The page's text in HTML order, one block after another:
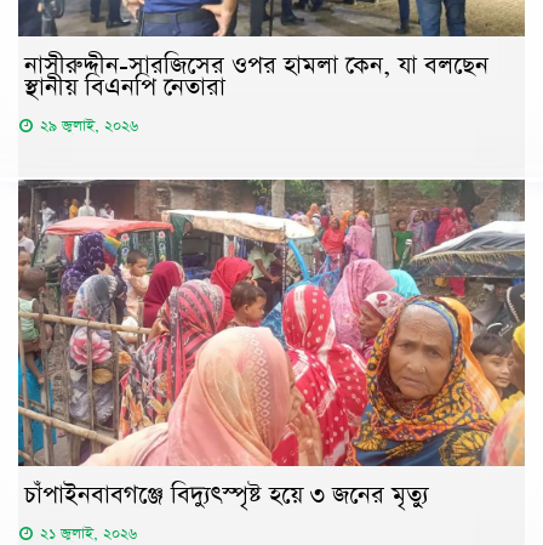
নাসীরুদ্দীন-সারজিসের ওপর হামলা কেন, যা বলছেন
স্থানীয় বিএনপি নেতারা
২৯ জুলাই, ২০২৬
চাঁপাইনবাবগঞ্জে বিদ্যুৎস্পৃষ্ট হয়ে ৩ জনের মৃত্যু
২১ জুলাই, ২০২৬